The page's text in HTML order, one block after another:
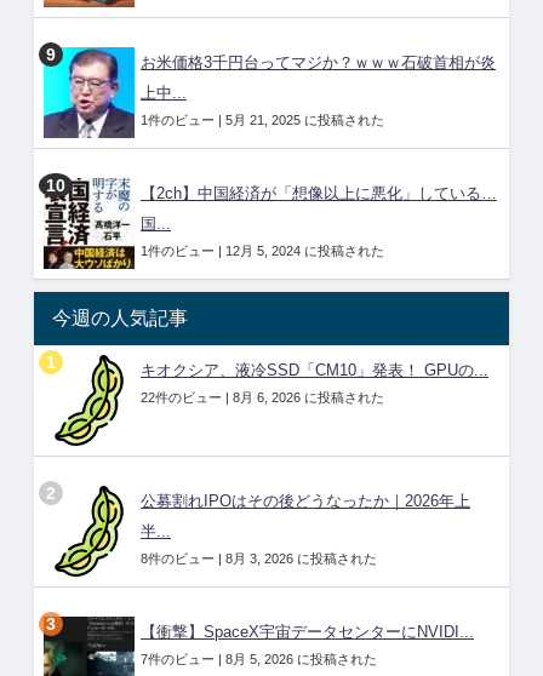
お米価格3千円台ってマジか？ｗｗｗ石破首相が炎
上中...
1件のビュー | 5月 21, 2025 に投稿された
【2ch】中国経済が「想像以上に悪化」している…
国...
1件のビュー | 12月 5, 2024 に投稿された
今週の人気記事
キオクシア、液冷SSD「CM10」発表！ GPUの...
22件のビュー | 8月 6, 2026 に投稿された
公募割れIPOはその後どうなったか｜2026年上
半...
8件のビュー | 8月 3, 2026 に投稿された
【衝撃】SpaceX宇宙データセンターにNVIDI...
7件のビュー | 8月 5, 2026 に投稿された